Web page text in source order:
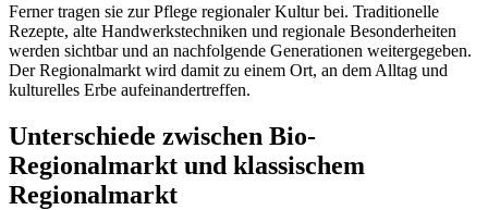
Ferner tragen sie zur Pflege regionaler Kultur bei. Traditionelle
Rezepte, alte Handwerkstechniken und regionale Besonderheiten
werden sichtbar und an nachfolgende Generationen weitergegeben.
Der Regionalmarkt wird damit zu einem Ort, an dem Alltag und
kulturelles Erbe aufeinandertreffen.
Unterschiede zwischen Bio-
Regionalmarkt und klassischem
Regionalmarkt